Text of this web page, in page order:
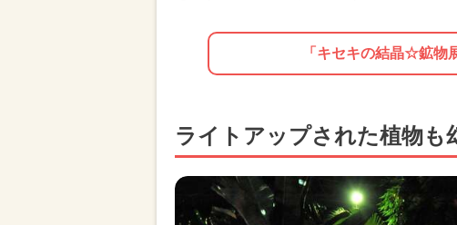
「キセキの結晶☆鉱物
ライトアップされた植物も